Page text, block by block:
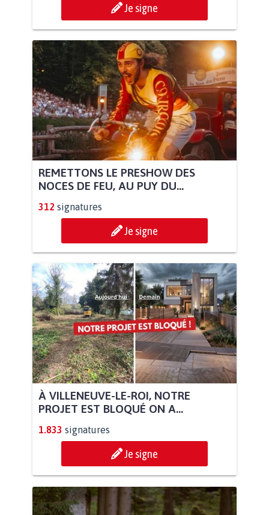
Je signe
REMETTONS LE PRESHOW DES
NOCES DE FEU, AU PUY DU...
312 signatures
Je signe
À VILLENEUVE-LE-ROI, NOTRE
PROJET EST BLOQUÉ ON A...
1.833 signatures
Je signe